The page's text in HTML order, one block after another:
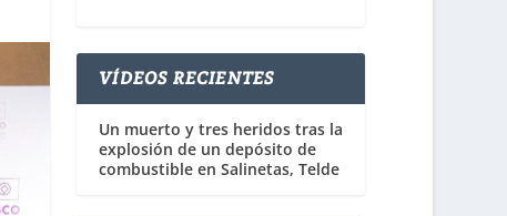
VÍDEOS RECIENTES
Un muerto y tres heridos tras la
explosión de un depósito de
combustible en Salinetas, Telde